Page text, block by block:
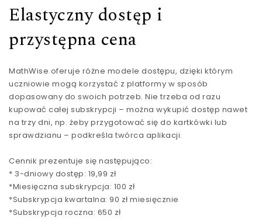
Elastyczny dostęp i
przystępna cena
MathWise oferuje różne modele dostępu, dzięki którym
uczniowie mogą korzystać z platformy w sposób
dopasowany do swoich potrzeb. Nie trzeba od razu
kupować całej subskrypcji – można wykupić dostęp nawet
na trzy dni, np. żeby przygotować się do kartkówki lub
sprawdzianu – podkreśla twórca aplikacji.
Cennik prezentuje się następująco:
* 3-dniowy dostęp: 19,99 zł
*Miesięczna subskrypcja: 100 zł
*Subskrypcja kwartalna: 90 zł miesięcznie
*Subskrypcja roczna: 650 zł